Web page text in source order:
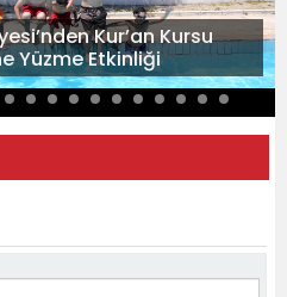
Kur’an Kursu
Yüzme Etkinliği